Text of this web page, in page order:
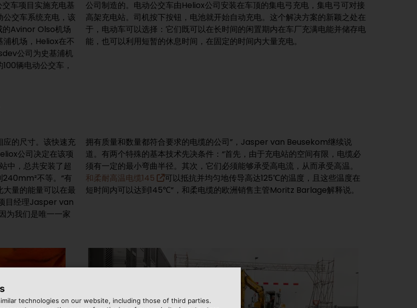
车项目实施充电基
交车系统充电，该
的Avinor Olso机场
浦机场，Heliox在不
公司为史基浦机
辆电动公交车，
电，集电弓可对接
方案的新颖之处在
充满电能并储存电
能，也可以利用短暂的休息时间，在固定的时间内大量充电。
应的尺寸。该快速充
公司决定在该项
中，总共安装了超
240mm²不等。“有
量的能量可以在最
目经理Jasper van
为我们是唯一一家
拥有质量和数量都符合要求的电缆的公司”，Jasper van Beusekom继续说
道。有两个特殊的基本技术先决条件：“首先，由于充电站的空间有限，电缆必
须有一定的最小弯曲半径。其次，它们必须能够承受高电流，从而承受高温。
和柔耐高温电缆145
可以抵抗并均匀地传导高达125℃的温度，且这些温度在
短时间内可以达到145℃”，和柔电缆的欧洲销售主管Moritz Barlage解释说。
technologies on our website, including those of third parties.